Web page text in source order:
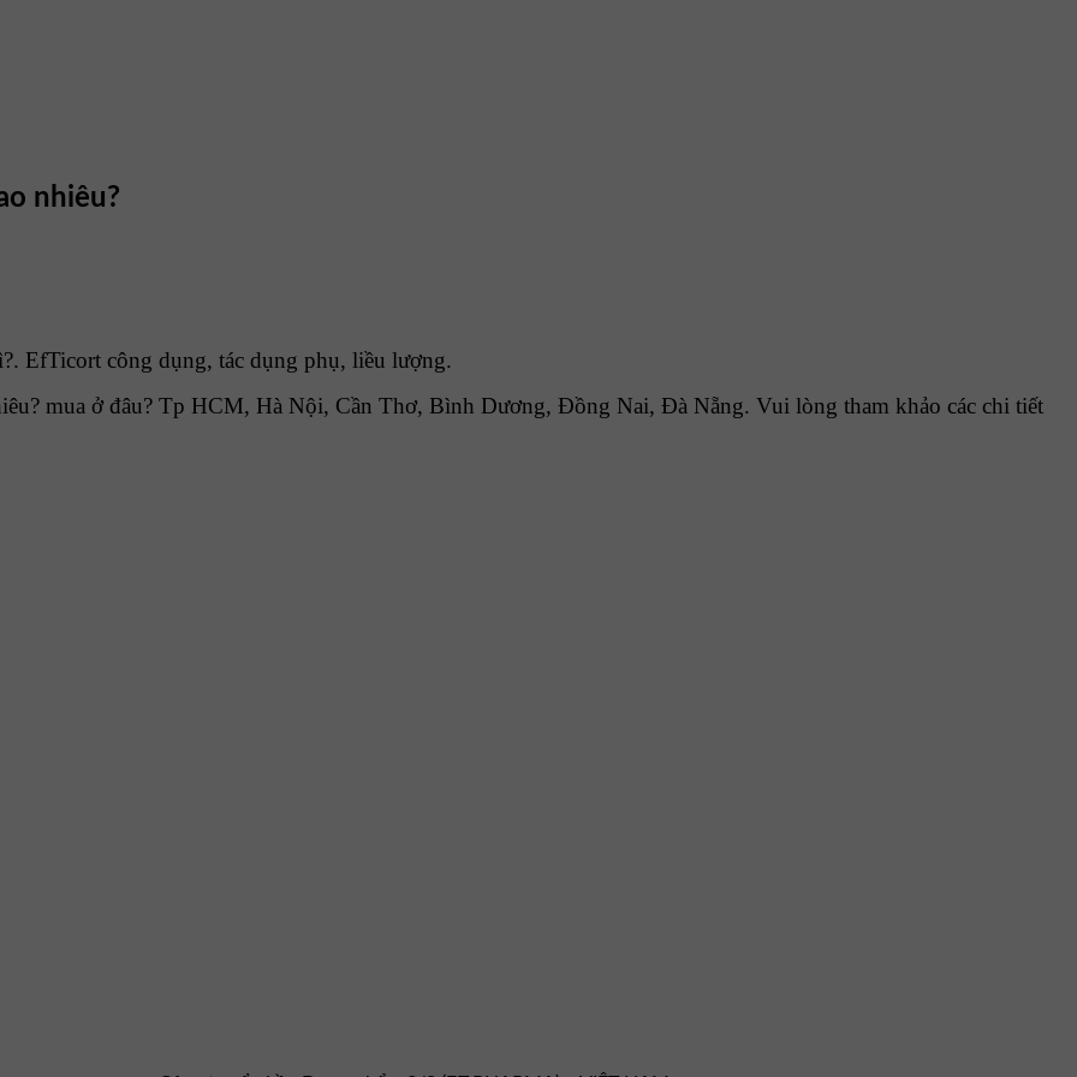
nhiêu?
EfTicort công dụng, tác dụng phụ, liều lượng.
mua ở đâu? Tp HCM, Hà Nội, Cần Thơ, Bình Dương, Đồng Nai, Đà Nẵng. Vui lòng tham khảo các chi tiết